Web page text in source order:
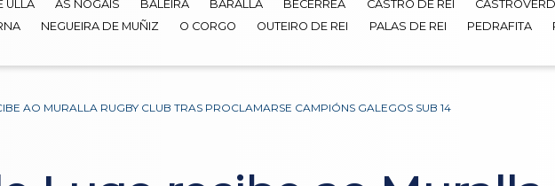
ULLA AS NOGAIS BALEIRA BARALLA BECERREÁ CASTRO DE REI
NEGUEIRA DE MUÑIZ O CORGO OUTEIRO DE REI PALAS DE REI PEDRAFITA
AO MURALLA RUGBY CLUB TRAS PROCLAMARSE CAMPIÓNS GALEGOS SUB 14